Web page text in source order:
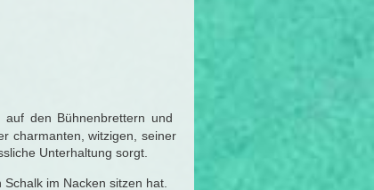
den Bühnenbrettern und
charmanten, witzigen, seiner
Unterhaltung sorgt.
im Nacken sitzen hat.